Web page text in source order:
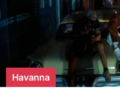
Havanna